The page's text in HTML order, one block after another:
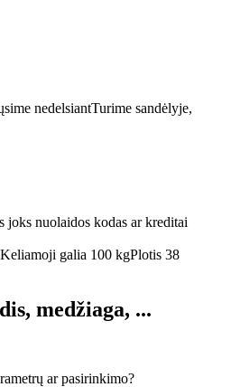
nedelsiantTurime sandėlyje,
joks nuolaidos kodas ar kreditai
Keliamoji galia 100 kgPlotis 38
medžiaga, ...
ar pasirinkimo?